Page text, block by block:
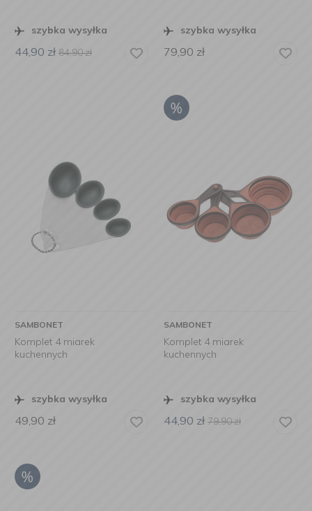
szybka wysyłka
44,90 zł 84,90zł
szybka wysyłka
79,90 zł
SAMBONET
Komplet 4 miarek
kuchennych
szybka wysyłka
49,90 zł
SAMBONET
Komplet 4 miarek
kuchennych
szybka wysyłka
44,90 zł 79,90zł